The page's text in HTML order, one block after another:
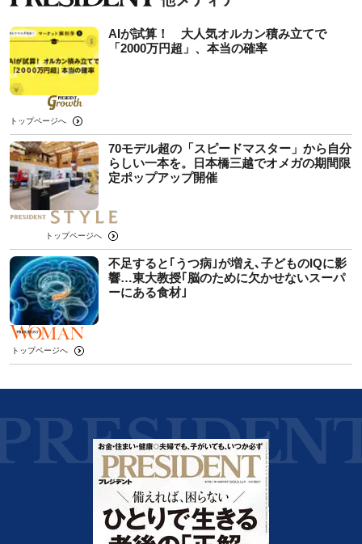
AIが試算！ 大人気オルカン積み立てで
「2000万円超」、本当の確率
トップページへ
70モデル超の「スピードマスター」から自分
らしい一本を。日本橋三越でオメガの期間限
定ポップアップ開催
トップページへ
不足すると｢うつ病｣が増え､子どものIQに影
響…東大教授｢脳のために欠かせないスーパ
ーにある食材｣
トップページへ